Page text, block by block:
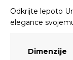
Odkrijte lepoto
elegance
Dimenzije